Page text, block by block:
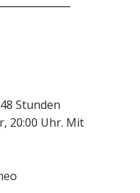
Stunden
20:00 Uhr. Mit